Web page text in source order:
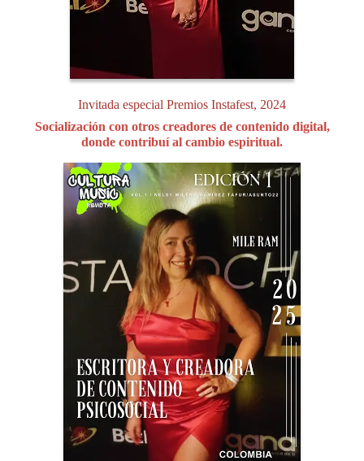
Invitada especial Premios Instafest, 2024
Socialización con otros creadores de contenido digital,
donde contribuí al cambio espiritual.